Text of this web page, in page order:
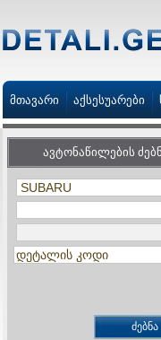
მთავარი აქსესუარები
ავტონაწილების